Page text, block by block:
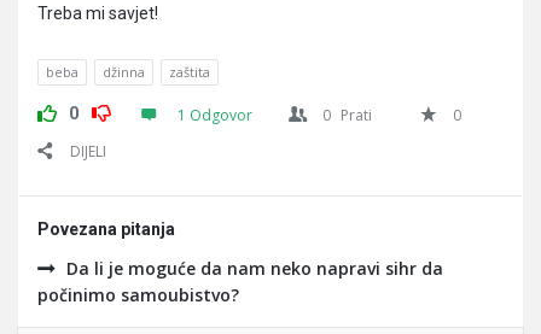
Treba mi savjet!
beba džinna zaštita
0 1 Odgovor 0 Prati
0
DIJELI
Povezana pitanja
Da li je moguće da nam neko napravi sihr da
počinimo samoubistvo?